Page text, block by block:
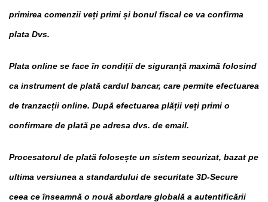
primirea comenzii veți primi și bonul fiscal ce va confirma
plata Dvs.
Plata online se face în condiții de siguranță maximă folosind
ca instrument de plată cardul bancar, care permite efectuarea
de tranzacții online. După efectuarea plății veți primi o
confirmare de plată pe adresa dvs. de email.
Procesatorul de plată folosește un sistem securizat, bazat pe
ultima versiunea a standardului de securitate 3D-Secure
ceea ce înseamnă o nouă abordare globală a autentificării